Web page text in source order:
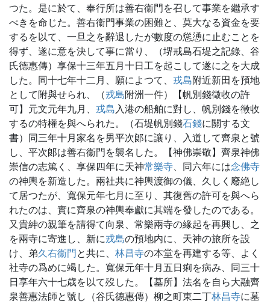
つた。是に於て、奉行所は善右衞門を召して事業を繼承す
べきを命じた。善右衞門事業の困難と、莫大なる資金を要
するを以て、一旦之を辭退したが數度の慫慂に止むことを
得ず、遂に意を決して事に當り、（堺戒島石堤之記錄、谷
氏德惠傳）享保十三年五月十日工を起こして遂に之を大成
した。同十七年十二月、願によつて、 戎島附近新田を預地
として附與せられ、（戎島附洲一件）【帆別錢徵收の許
可】元文元年九月、 戎島入港の船舶に對し、帆別錢を徵收
するの特權を與へられた。（石堤帆別錢石錢に關する文
書）同三年十月家名を男平次郞に讓り、入道して齊泉と號
し、平次郞は善右衞門を襲名した。【神佛崇敬】齊泉神佛
崇信の志篤く、享保四年に天神常樂寺、同六年には念佛寺
の神輿を新造した。兩社共に神輿渡御の儀、久しく廢絶し
て居つたが、寬保元年七月に至り、其復舊の許可を與へら
れたのは、實に齊泉の神輿奉獻に其端を發したのである。
又貴紳の親筆を請得て向泉、常樂兩寺の緣起を再興し、之
を兩寺に寄進し、新に戎島の預地内に、天神の旅所を設
け、弟久右衞門と共に、 林昌寺の本堂を再建する等、よく
社寺の爲めに竭した。寬保元年十月五日痢を病み、同三十
日享年六十七歳を以て歿した。【墓所】法名を自ら大融齊
泉善惠法師と號し（谷氏德惠傳）柳之町東二丁林昌寺に墓